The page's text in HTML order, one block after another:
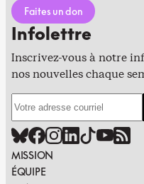
Faites un don
Infolettre
Inscrivez-vous à notre
nos nouvelles chaque
MISSION
ÉQUIPE